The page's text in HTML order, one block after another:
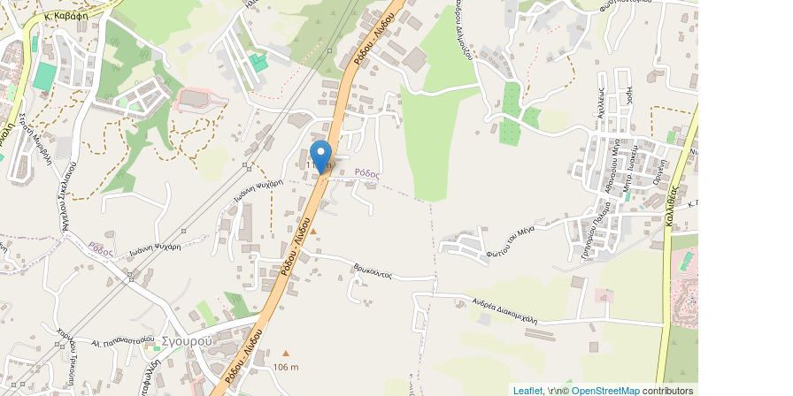
Leaflet, \r\n©OpenStreetMapcontributors